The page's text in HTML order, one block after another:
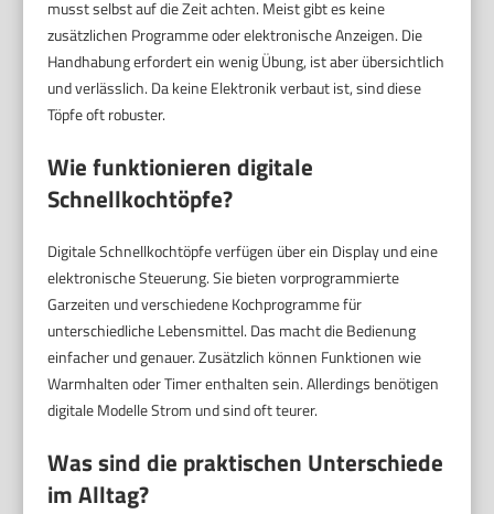
musst selbst auf die Zeit achten. Meist gibt es keine
zusätzlichen Programme oder elektronische Anzeigen. Die
Handhabung erfordert ein wenig Übung, ist aber übersichtlich
und verlässlich. Da keine Elektronik verbaut ist, sind diese
Töpfe oft robuster.
Wie funktionieren digitale
Schnellkochtöpfe?
Digitale Schnellkochtöpfe verfügen über ein Display und eine
elektronische Steuerung. Sie bieten vorprogrammierte
Garzeiten und verschiedene Kochprogramme für
unterschiedliche Lebensmittel. Das macht die Bedienung
einfacher und genauer. Zusätzlich können Funktionen wie
Warmhalten oder Timer enthalten sein. Allerdings benötigen
digitale Modelle Strom und sind oft teurer.
Was sind die praktischen Unterschiede
im Alltag?